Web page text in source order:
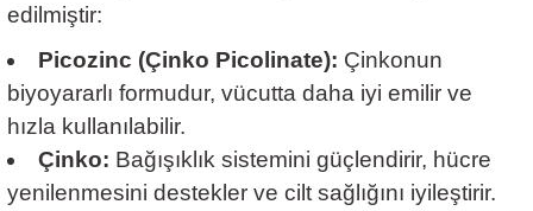
edilmiştir:
Picozinc (Çinko Picolinate): Çinkonun
biyoyararlı formudur, vücutta daha iyi emilir ve
hızla kullanılabilir.
Çinko: Bağışıklık sistemini güçlendirir, hücre
yenilenmesini destekler ve cilt sağlığını iyileştirir.